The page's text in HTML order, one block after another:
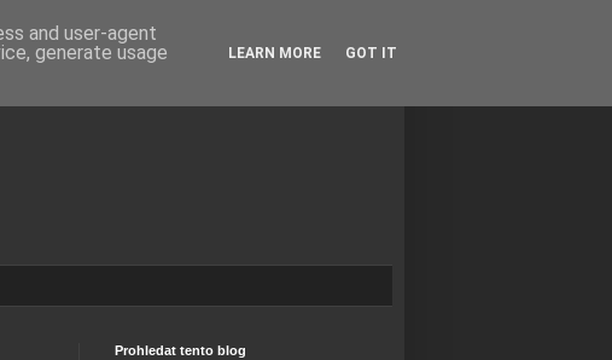
Prohledat tento blog
and user-agent
generate usage
LEARN MORE GOT IT